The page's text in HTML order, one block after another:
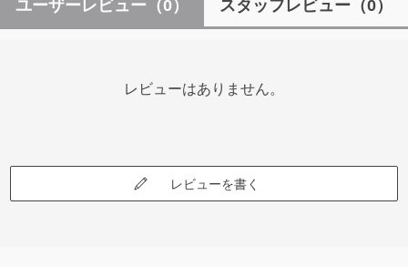
ユーザーレビュー （0） スタッフレビュー （0）
レビューはありません。
レビューを書く